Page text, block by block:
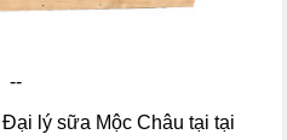
--
lý sữa Mộc Châu tại tại